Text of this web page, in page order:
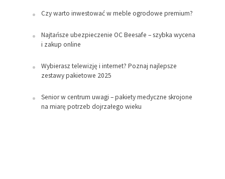
Czy warto inwestować w meble ogrodowe premium?
Najtańsze ubezpieczenie OC Beesafe – szybka wycena
i zakup online
Wybierasz telewizję i internet? Poznaj najlepsze
zestawy pakietowe 2025
Senior w centrum uwagi – pakiety medyczne skrojone
na miarę potrzeb dojrzałego wieku